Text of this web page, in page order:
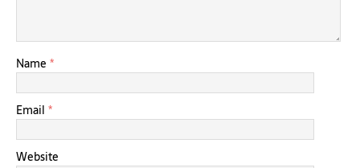
Name *
Email *
Website